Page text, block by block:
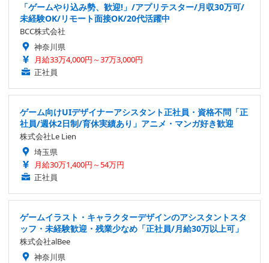
「ゲームやり込み勢、歓迎!」/アプリテスター/月収30万可/
未経験OK/リモート面接OK/20代活躍中
BCC株式会社
神奈川県
月給33万4,000円～37万3,000円
正社員
ゲーム向けUIデザイナーアシスタント正社員・資格不問「正
社員/週休2日制/育休実績あり」アニメ・マンガ好き歓迎
株式会社Le Lien
埼玉県
月給30万1,400円～54万円
正社員
ゲームイラスト・キャラクターデザインのアシスタントスタ
ッフ・未経験歓迎・残業少なめ「正社員/月給30万以上可」
株式会社alBee
神奈川県